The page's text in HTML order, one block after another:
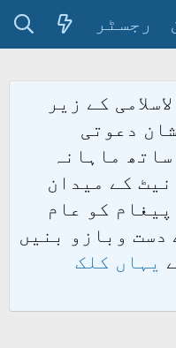
رجسٹر
کے زیر
دعوتی
ماہانہ
کے میدان
پیغام کو عام
دست وبازو بنیں
یہاں کلک